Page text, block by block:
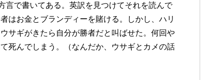
言で書いてある。英訳を見つけてそれを読んで
はお金とブランディーを賭ける。しかし、ハリ
サギがきたら自分が勝者だと叫ばせた。何回や
死んでしまう。（なんだか、ウサギとカメの話